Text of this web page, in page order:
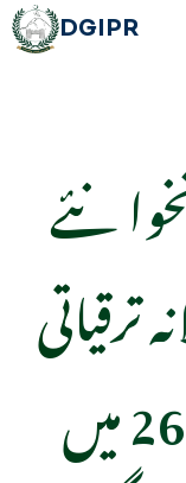
DGIPR
نئے
ترقیاتی
پروگرام 2025-26 میں